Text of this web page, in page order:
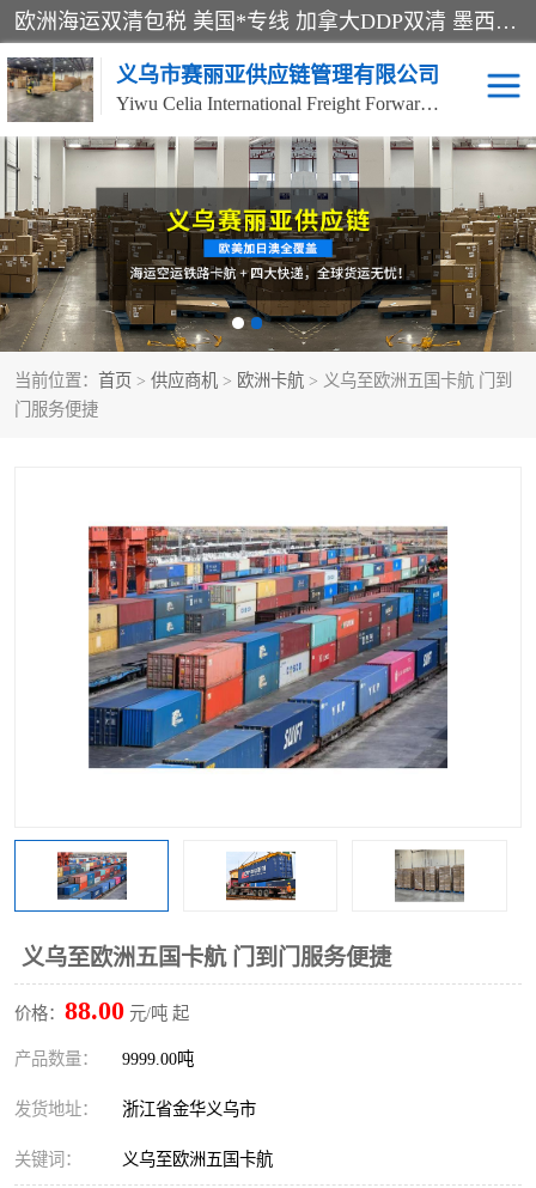
欧洲海运双清包税 美国*专线 加拿大DDP双清 墨西哥跨境空运 澳大利亚专线物流 跨境电商物流服务 国际快递到门服务 海运*渠道 一站式跨境物流解决方案 TikTok/SHEIN专线 电商平台FBA头程运输 国际铁路运输欧洲 UPS/DDHL/联邦快递跨境 美国双清到门物流 跨境*运输
义乌市赛丽亚供应链管理有限公司
Yiwu Celia International Freight Forwarding Co., Ltd
当前位置： 首页 > 供应商机 > 欧洲卡航 > 义乌至欧洲五国卡航 门到
门服务便捷
义乌至欧洲五国卡航 门到门服务便捷
价格： 88.00 元/吨 起
产品数量： 9999.00吨
发货地址： 浙江省金华义乌市
关键词： 义乌至欧洲五国卡航
美森快船 欧洲卡航
加拿大海运/空运-双清到
门
澳大利亚海运/空运-双清
到门
墨西哥海运/空运-双清到
门